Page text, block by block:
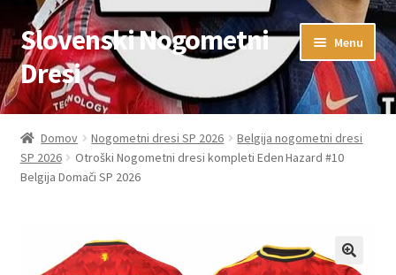
Skip
to
navigation
Skip
to
content
Slovenski Nogometni
Dresi
Menu
Domov
Blog
Kontaktiraj nas
Domov Nogometni dresi SP 2026
Belgija nogometni dresi
SP 2026
Otroški Nogometni dresi kompleti Eden Hazard #10
Belgija Domači SP 2026